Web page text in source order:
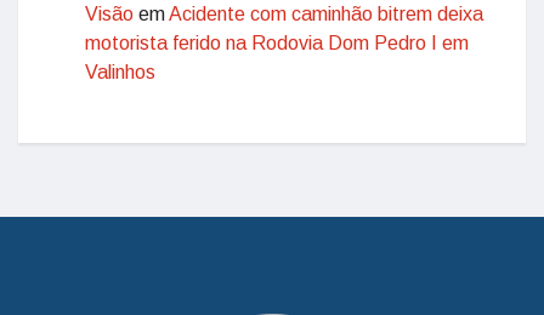
Visão emAcidente com caminhão bitrem deixa
motorista ferido na Rodovia Dom Pedro I em
Valinhos